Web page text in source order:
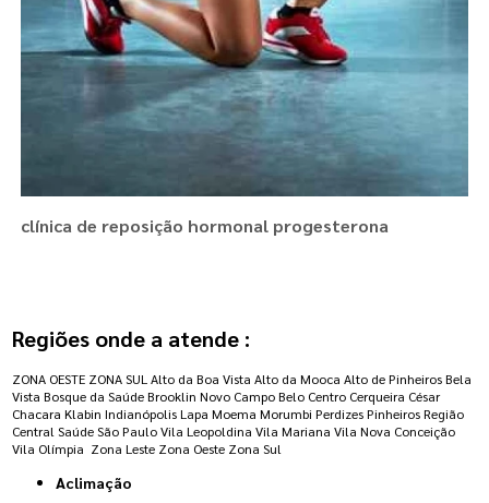
clínica de reposição hormonal progesterona
Regiões onde a atende :
ZONA OESTE ZONA SUL Alto da Boa Vista Alto da Mooca Alto de Pinheiros Bela
Vista Bosque da Saúde Brooklin Novo Campo Belo Centro Cerqueira César
Chacara Klabin Indianópolis Lapa Moema Morumbi Perdizes Pinheiros Região
Central Saúde São Paulo Vila Leopoldina Vila Mariana Vila Nova Conceição
Vila Olímpia Zona Leste Zona Oeste Zona Sul
Aclimação